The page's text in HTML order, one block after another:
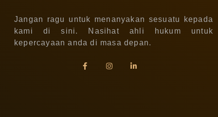
Jangan ragu untuk menanyakan sesuatu kepada
kami di sini. Nasihat ahli hukum untuk
kepercayaan anda di masa depan.